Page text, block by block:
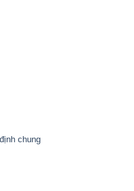
chung
- CÔNG TY HÓA CHẤT